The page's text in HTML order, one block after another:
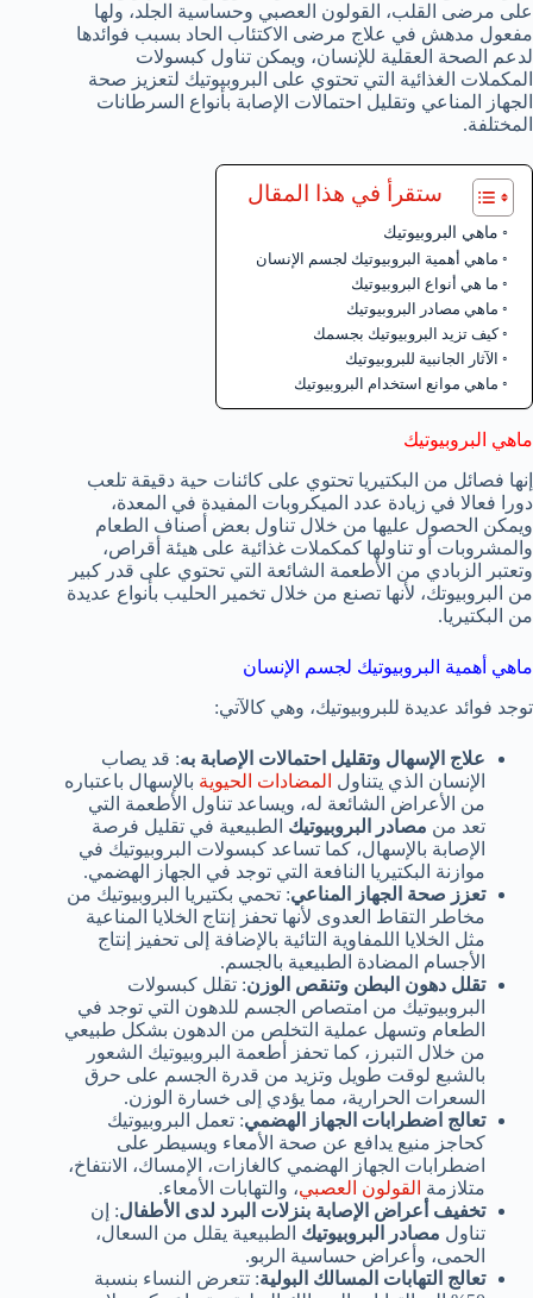
على مرضى القلب، القولون العصبي وحساسية الجلد، ولها
مفعول مدهش في علاج مرضى الاكتئاب الحاد بسبب فوائدها
لدعم الصحة العقلية للإنسان، ويمكن تناول كبسولات
المكملات الغذائية التي تحتوي على البروبيوتيك لتعزيز صحة
الجهاز المناعي وتقليل احتمالات الإصابة بأنواع السرطانات
المختلفة.
ستقرأ في هذا المقال
ماهي البروبيوتيك
ماهي أهمية البروبيوتيك لجسم الإنسان
ما هي أنواع البروبيوتيك
ماهي مصادر البروبيوتيك
كيف تزيد البروبيوتيك بجسمك
الآثار الجانبية للبروبيوتيك
ماهي موانع استخدام البروبيوتيك
ماهي البروبيوتيك
إنها فصائل من البكتيريا تحتوي على كائنات حية دقيقة تلعب
دورا فعالا في زيادة عدد الميكروبات المفيدة في المعدة،
ويمكن الحصول عليها من خلال تناول بعض أصناف الطعام
والمشروبات أو تناولها كمكملات غذائية على هيئة أقراص،
وتعتبر الزبادي من الأطعمة الشائعة التي تحتوي على قدر كبير
من البروبيوتك، لأنها تصنع من خلال تخمير الحليب بأنواع عديدة
من البكتيريا.
ماهي أهمية البروبيوتيك لجسم الإنسان
توجد فوائد عديدة للبروبيوتيك، وهي كالآتي:
علاج الإسهال وتقليل احتمالات الإصابة به: قد يصاب
الإنسان الذي يتناول المضادات الحيوية بالإسهال باعتباره
من الأعراض الشائعة له، ويساعد تناول الأطعمة التي
تعد من مصادر البروبيوتيك الطبيعية في تقليل فرصة
الإصابة بالإسهال، كما تساعد كبسولات البروبيوتيك في
موازنة البكتيريا النافعة التي توجد في الجهاز الهضمي.
تعزز صحة الجهاز المناعي: تحمي بكتيريا البروبيوتيك من
مخاطر التقاط العدوى لأنها تحفز إنتاج الخلايا المناعية
مثل الخلايا اللمفاوية التائية بالإضافة إلى تحفيز إنتاج
الأجسام المضادة الطبيعية بالجسم.
تقلل دهون البطن وتنقص الوزن: تقلل كبسولات
البروبيوتيك من امتصاص الجسم للدهون التي توجد في
الطعام وتسهل عملية التخلص من الدهون بشكل طبيعي
من خلال التبرز، كما تحفز أطعمة البروبيوتيك الشعور
بالشبع لوقت طويل وتزيد من قدرة الجسم على حرق
السعرات الحرارية، مما يؤدي إلى خسارة الوزن.
تعالج اضطرابات الجهاز الهضمي: تعمل البروبيوتيك
كحاجز منيع يدافع عن صحة الأمعاء ويسيطر على
اضطرابات الجهاز الهضمي كالغازات، الإمساك، الانتفاخ،
متلازمة القولون العصبي، والتهابات الأمعاء.
تخفيف أعراض الإصابة بنزلات البرد لدى الأطفال: إن
تناول مصادر البروبيوتيك الطبيعية يقلل من السعال،
الحمى، وأعراض حساسية الربو.
تعالج التهابات المسالك البولية: تتعرض النساء بنسبة